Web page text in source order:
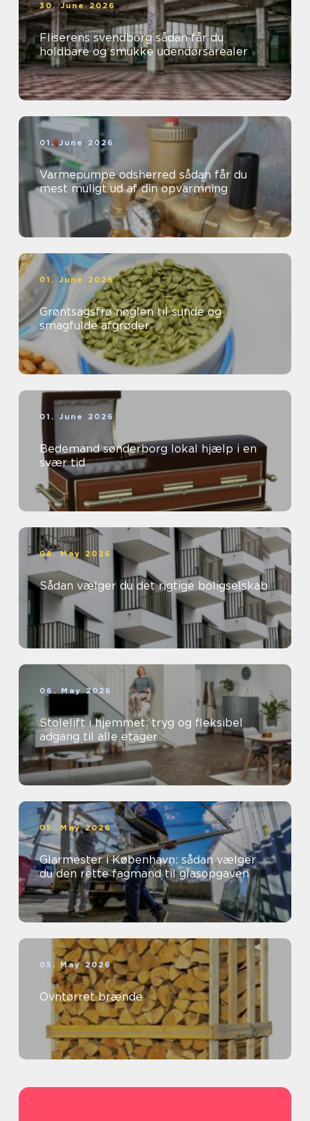
30. June 2026
Fliserens svendborg sådan får du
holdbare og smukke udendørsarealer
01. June 2026
Varmepumpe odsherred sådan får du
mest muligt ud af din opvarmning
01. June 2026
Grøntsagsfrø nøglen til sunde og
smagfulde afgrøder
01. June 2026
Bedemand sønderborg lokal hjælp i en
svær tid
08. May 2026
Sådan vælger du det rigtige boligselskab
06. May 2026
Stolelift i hjemmet: tryg og fleksibel
adgang til alle etager
05. May 2026
Glarmester i København: sådan vælger
du den rette fagmand til glasopgaven
05. May 2026
Ovntørret brænde